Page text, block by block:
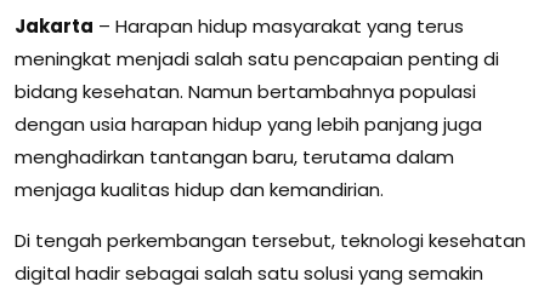
Jakarta – Harapan hidup masyarakat yang terus
meningkat menjadi salah satu pencapaian penting di
bidang kesehatan. Namun bertambahnya populasi
dengan usia harapan hidup yang lebih panjang juga
menghadirkan tantangan baru, terutama dalam
menjaga kualitas hidup dan kemandirian.
Di tengah perkembangan tersebut, teknologi kesehatan
digital hadir sebagai salah satu solusi yang semakin